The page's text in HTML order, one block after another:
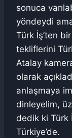
sonuca
yöndeydi
Türk İş’ten
tekliflerini
Atalay
olarak
anlaşmaya
dinleyelim,
dedik ki Türk
Türkiye’de.